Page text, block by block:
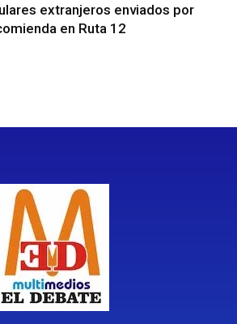
extranjeros enviados por
en Ruta 12